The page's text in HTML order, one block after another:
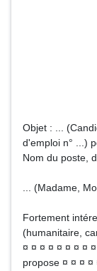
...
...
...
Objet : ...
d'emploi n° ...)
Nom du poste,
... (Madame,
Fortement
(humanitaire,
¤ ¤ ¤ ¤ ¤ ¤ ¤ ¤
propose ¤ ¤ ¤